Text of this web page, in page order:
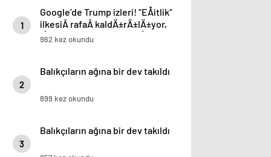
1
Google’de Trump izleri! “EÅitlik”
ilkesiÂ rafaÂ kaldÄ±rÄ±lÄ±yor,
iÅe alÄ±m sÃ¼reci deÄiÅiyor
962 kez okundu
2
Balıkçıların ağına bir dev takıldı
899 kez okundu
3
Balıkçıların ağına bir dev takıldı